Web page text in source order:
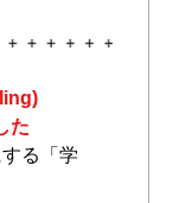
た
る「学